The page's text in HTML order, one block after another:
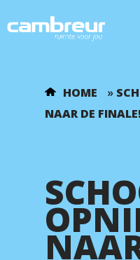
Voer je
HOME »
NAAR DE